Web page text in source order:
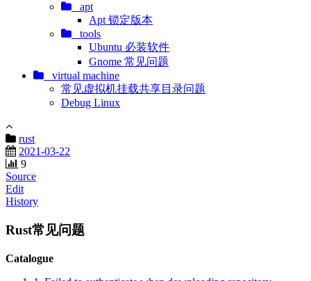
apt
Apt 锁定版本
tools
Ubuntu 必装软件
Gnome 常见问题
virtual machine
常见虚拟机挂载共享目录问题
Debug Linux
rust
2021-03-22
9
Source
Edit
History
Rust常见问题
Catalogue